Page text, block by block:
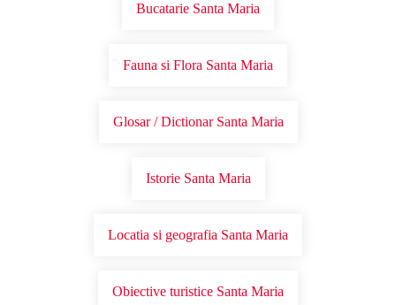
Bucatarie Santa Maria
Fauna si Flora Santa Maria
Glosar / Dictionar Santa Maria
Istorie Santa Maria
Locatia si geografia Santa Maria
Obiective turistice Santa Maria